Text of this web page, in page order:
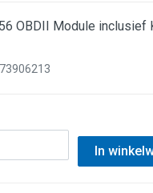
OBDII Module inclusief
In